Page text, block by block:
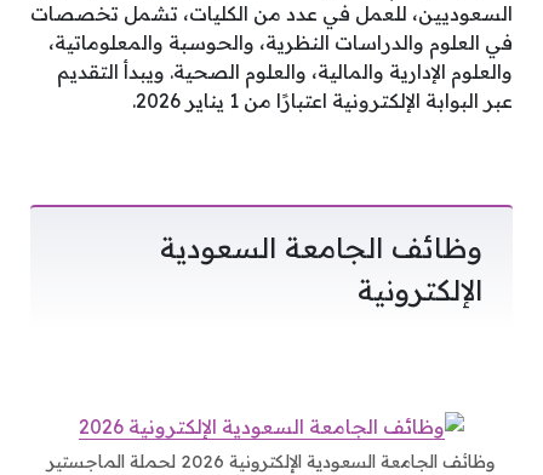
السعوديين، للعمل في عدد من الكليات، تشمل تخصصات
في العلوم والدراسات النظرية، والحوسبة والمعلوماتية،
والعلوم الإدارية والمالية، والعلوم الصحية. ويبدأ التقديم
عبر البوابة الإلكترونية اعتبارًا من 1 يناير 2026.
وظائف الجامعة السعودية
الإلكترونية
وظائف الجامعة السعودية الإلكترونية 2026 لحملة الماجستير